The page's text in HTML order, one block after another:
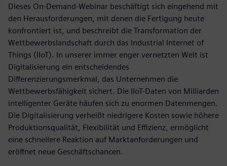
Dieses On-Demand-Webinar beschäftigt sich eingehend mit
den Herausforderungen, mit denen die Fertigung heute
konfrontiert ist, und beschreibt die Transformation der
Wettbewerbslandschaft durch das Industrial Internet of
Things (IIoT). In unserer immer enger vernetzten Welt ist
Digitalisierung ein entscheidendes
Differenzierungsmerkmal, das Unternehmen die
Wettbewerbsfähigkeit sichert. Die IIoT-Daten von Milliarden
intelligenter Geräte häufen sich zu enormen Datenmengen.
Die Digitalisierung verheißt niedrigere Kosten sowie höhere
Produktionsqualität, Flexibilität und Effizienz, ermöglicht
eine schnellere Reaktion auf Marktanforderungen und
eröffnet neue Geschäftschancen.